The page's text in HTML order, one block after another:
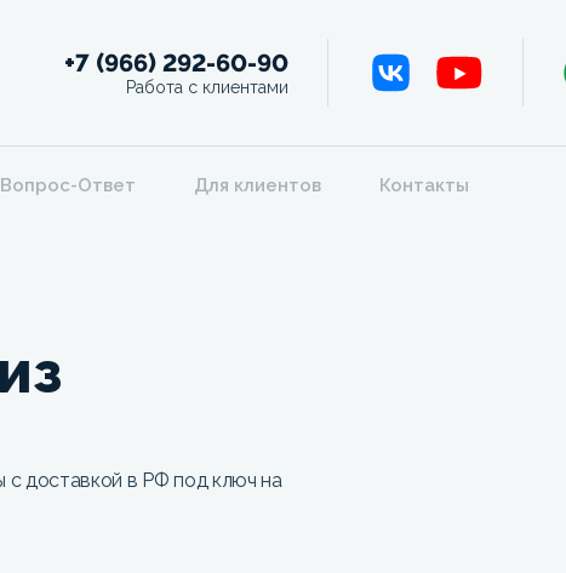
+7 (966) 292-60-90
Работа с клиентами
Вопрос-Ответ Для клиентов Контакты
с доставкой в РФ под ключ на